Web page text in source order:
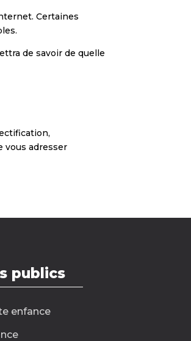
Certaines
de savoir de quelle
vous adresser
publics
enfance